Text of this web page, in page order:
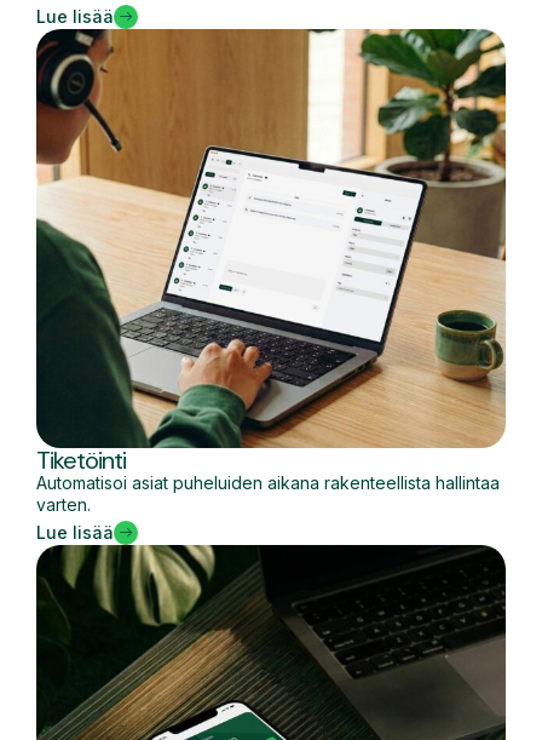
Lue lisää
Tiketöinti
Automatisoi asiat puheluiden aikana rakenteellista hallintaa
varten.
Lue lisää